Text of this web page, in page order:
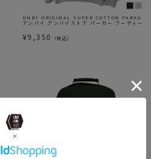
UNBY ORIGINAL SUPER COTTON PARKA
アンバイ アンバイストア パーカー フーディー
¥9,350 （税込）